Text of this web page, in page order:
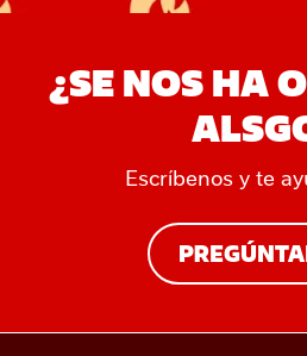
¿SE NOS HA
Escríbenos y te